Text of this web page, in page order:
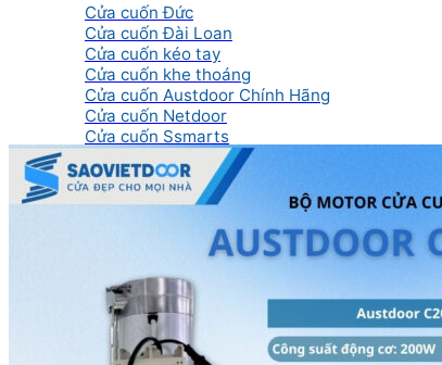
Cửa cuốn Đức
Cửa cuốn Đài Loan
Cửa cuốn kéo tay
Cửa cuốn khe thoáng
Cửa cuốn Austdoor Chính Hãng
Cửa cuốn Netdoor
Cửa cuốn Ssmarts
Cửa cuốn mắc võng
Cửa kính
Cửa kính cường lực
Cửa kính thủy lực
Cửa kính tự động
Cửa kính xếp trượt
Phòng tắm kính